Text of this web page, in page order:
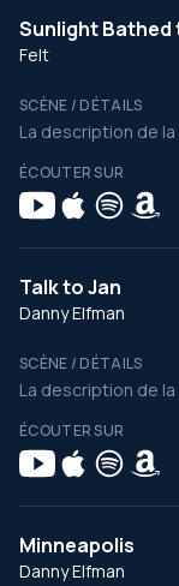
Sunlight Bathed
Felt
SCÈNE / DÉTAILS
La description de
ÉCOUTER SUR
Talk to Jan
Danny Elfman
SCÈNE / DÉTAILS
La description de
ÉCOUTER SUR
Minneapolis
Danny Elfman